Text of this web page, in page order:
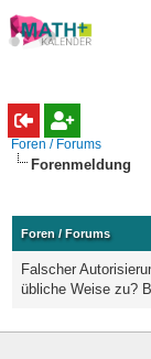
Foren / Forums
Forenmeldung
Foren / Forums
Falscher
übliche Weise zu?